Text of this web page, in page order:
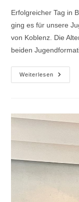
Erfolgreicher Tag in
ging es für unsere
von Koblenz. Die
beiden
Weiterlesen
10.
Rot-